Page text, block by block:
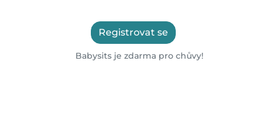
Registrovat se
Babysits je zdarma pro chůvy!